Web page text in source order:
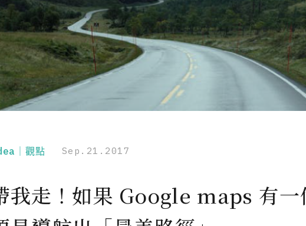
｜觀點 Sep.21.2017
我走！如果 Google maps 有一